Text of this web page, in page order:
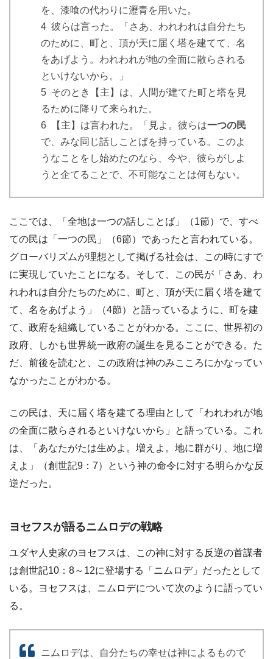
を、漆喰の代わりに瀝青を用いた。
4 彼らは言った。「さあ、われわれは自分たち
のために、町と、頂が天に届く塔を建てて、名
をあげよう。われわれが地の全面に散らされる
といけないから。」
5 そのとき【主】は、人間が建てた町と塔を見
るために降りて来られた。
6 【主】は言われた。「見よ。彼らは一つの民
で、みな同じ話しことばを持っている。このよ
うなことをし始めたのなら、今や、彼らがしよ
うと企てることで、不可能なことは何もない。
ここでは、「全地は一つの話しことば」（1節）で、すべ
ての民は「一つの民」（6節）であったと言われている。
グローバリズムが理想として掲げる社会は、この時にすで
に実現していたことになる。そして、この民が「さあ、わ
れわれは自分たちのために、町と、頂が天に届く塔を建て
て、名をあげよう」（4節）と語っているように、町を建
て、政府を組織していることがわかる。ここに、世界初の
政府、しかも世界統一政府の誕生を見ることができる。た
だ、前後を読むと、この政府は神のみこころにかなってい
なかったことがわかる。
この民は、天に届く塔を建てる理由として「われわれが地
の全面に散らされるといけないから」と語っている。これ
は、「あなたがたは生めよ。増えよ。地に群がり、地に増
えよ」（創世記9：7）という神の命令に対する明らかな反
逆だった。
ヨセフスが語るニムロデの戦略
ユダヤ人史家のヨセフスは、この神に対する反逆の首謀者
は創世記10：8～12に登場する「ニムロデ」だったとして
いる。ヨセフスは、ニムロデについて次のように語ってい
る。
ニムロデは、自分たちの幸せは神によるもので